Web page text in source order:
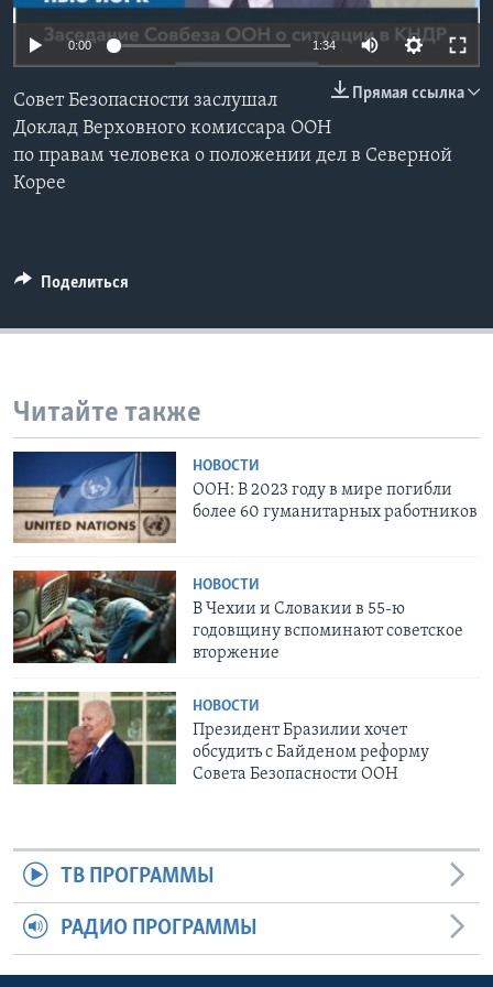
Learning English
СОЦИАЛЬНЫЕ СЕТИ
0:00 1:34
Прямая ссылка
Совет Безопасности заслушал
Доклад Верховного комиссара ООН
по правам человека о положении дел в Северной
Корее
Поделиться
Читайте также
НОВОСТИ
ООН: В 2023 году в мире погибли
более 60 гуманитарных работников
НОВОСТИ
В Чехии и Словакии в 55-ю
годовщину вспоминают советское
вторжение
НОВОСТИ
Президент Бразилии хочет
обсудить с Байденом реформу
Совета Безопасности ООН
ТВ ПРОГРАММЫ
РАДИО ПРОГРАММЫ